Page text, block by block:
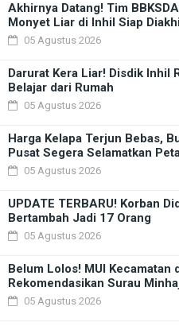
Akhirnya Datang! Tim
Monyet Liar di Inhil Siap
05 Agustus 2026
Darurat Kera Liar! Disdik Inhil
Belajar dari Rumah
05 Agustus 2026
Harga Kelapa Terjun Bebas,
Pusat Segera Selamatkan
05 Agustus 2026
UPDATE TERBARU! Korban
Bertambah Jadi 17 Orang
05 Agustus 2026
Belum Lolos! MUI Kecamatan
Rekomendasikan Surau
05 Agustus 2026